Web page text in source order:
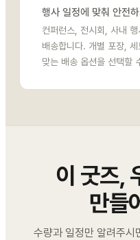
행사 일정에 맞춰 안전
컨퍼런스, 전시회, 사내
배송합니다. 개별 포장,
맞는 배송 옵션을 선택할
이 굿즈,
만들
수량과 일정만 알려주시